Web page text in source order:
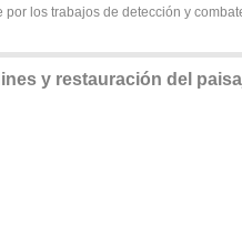
los trabajos de detección y
y restauración del